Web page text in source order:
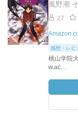
風野潮
27
感想・レビ
桃山学院
w.ac...